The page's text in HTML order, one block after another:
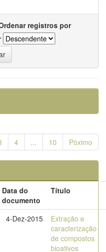
registros por
4 ... 10 Póximo
Data do
documento
Título
4-Dez-2015
Extração e
caracterização
de compostos
bioativos